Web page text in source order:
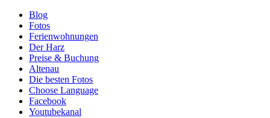
Blog
Fotos
Ferienwohnungen
Der Harz
Preise & Buchung
Altenau
Die besten Fotos
Choose Language
Facebook
Youtubekanal